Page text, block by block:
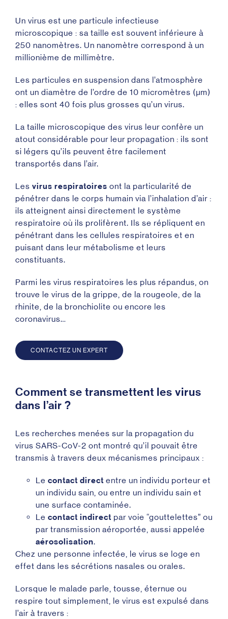
Un virus est une particule infectieuse
microscopique : sa taille est souvent inférieure à
250 nanomètres. Un nanomètre correspond à un
millionième de millimètre.
Les particules en suspension dans l’atmosphère
ont un diamètre de l’ordre de 10 micromètres (µm)
: elles sont 40 fois plus grosses qu’un virus.
La taille microscopique des virus leur confère un
atout considérable pour leur propagation : ils sont
si légers qu’ils peuvent être facilement
transportés dans l’air.
Les virus respiratoires ont la particularité de
pénétrer dans le corps humain via l’inhalation d’air :
ils atteignent ainsi directement le système
respiratoire où ils prolifèrent. Ils se répliquent en
pénétrant dans les cellules respiratoires et en
puisant dans leur métabolisme et leurs
constituants.
Parmi les virus respiratoires les plus répandus, on
trouve le virus de la grippe, de la rougeole, de la
rhinite, de la bronchiolite ou encore les
coronavirus…
CONTACTEZ UN EXPERT
Comment se transmettent les virus
dans l’air ?
Les recherches menées sur la propagation du
virus SARS-CoV-2 ont montré qu’il pouvait être
transmis à travers deux mécanismes principaux :
Le contact direct entre un individu porteur et
un individu sain, ou entre un individu sain et
une surface contaminée.
Le contact indirect par voie “gouttelettes” ou
par transmission aéroportée, aussi appelée
aérosolisation.
Chez une personne infectée, le virus se loge en
effet dans les sécrétions nasales ou orales.
Lorsque le malade parle, tousse, éternue ou
respire tout simplement, le virus est expulsé dans
l’air à travers :